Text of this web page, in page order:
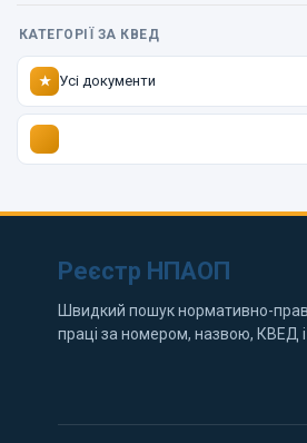
КАТЕГОРІЇ ЗА КВЕД
★ Усі документи
Реєстр НПАОП
Швидкий пошук нормативно-
праці за номером, назвою, КВЕД